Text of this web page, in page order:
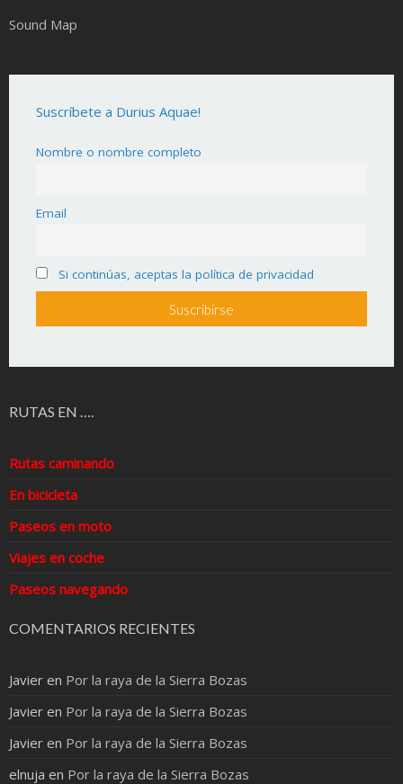
Sound Map
Suscríbete a Durius Aquae!
Nombre o nombre completo
Email
Si continúas, aceptas la política de privacidad
RUTAS EN ….
Rutas caminando
En bicicleta
Paseos en moto
Viajes en coche
Paseos navegando
COMENTARIOS RECIENTES
Javier en Por la raya de la Sierra Bozas
Javier en Por la raya de la Sierra Bozas
Javier en Por la raya de la Sierra Bozas
elnuja en Por la raya de la Sierra Bozas